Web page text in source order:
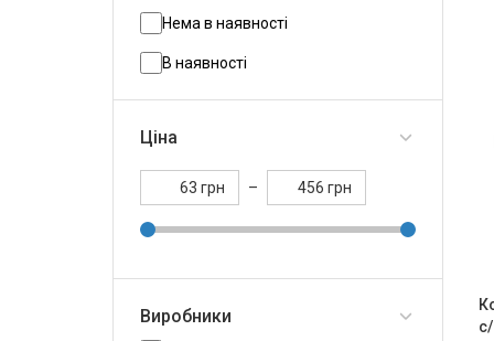
Нема в наявності
В наявності
Ціна
грн – грн
Виробники